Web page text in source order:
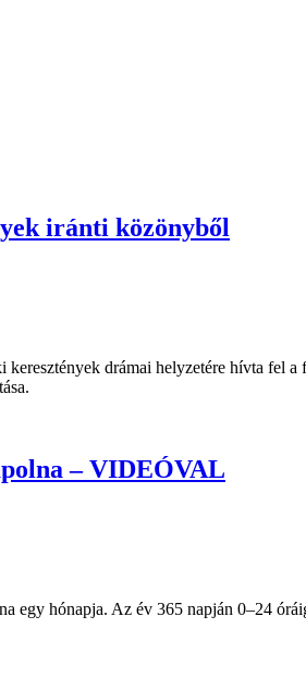
iránti közönyből
drámai helyzetére hívta fel
– VIDEÓVAL
egy hónapja. Az év 365 napján 0–24